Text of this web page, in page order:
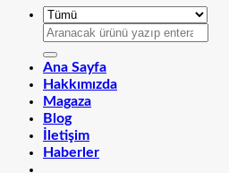
Ara:
Ana Sayfa
Hakkımızda
Magaza
Blog
İletişim
Haberler